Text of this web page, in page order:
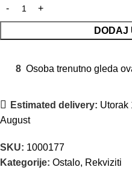
DODAJ
8 Osoba trenutno gleda
Estimated delivery: Utorak
August
SKU: 1000177
Kategorije: Ostalo, Rekviziti